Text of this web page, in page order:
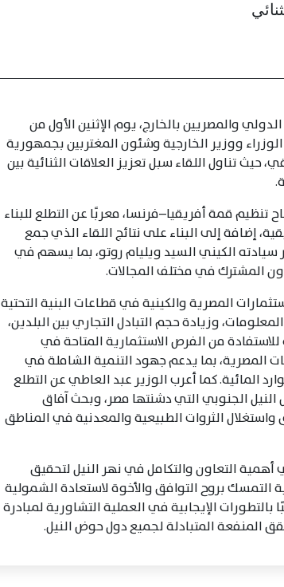
والمصريين بالخارج، يوم الإثنين الأول من
ووزير الخارجية وشئون المغتربين بجمهورية
حيث تناول اللقاء سبل تعزيز العلاقات الثنائية بين
تنظيم قمة أفريقيا–فرنسا، معربًا عن التطلع للبناء
إضافة إلى البناء على نتائج اللقاء الذي جمع
الكيني السيد ويليام روتو، بما يسهم في
المشترك في مختلف المجالات.
المصرية والكينية في قطاعات البنية التحتية
وزيادة حجم التبادل التجاري بين البلدين،
من الفرص الاستثمارية المتاحة في
المصرية، بما يدعم جهود التنمية الشاملة في
المائية. كما أعرب الوزير عبد العاطي عن التطلع
الجنوبي التي دشنتها مصر، وبحث آفاق
واستغلال الثروات الطبيعية والمعدنية في المناطق
أهمية التعاون والتكامل في نهر النيل لتحقيق
التمسك بروح التوافق والأخوة لاستعادة الشمولية
بالتطورات الإيجابية في العملية التشاورية لمبادرة
المنفعة المتبادلة لجميع دول حوض النيل.